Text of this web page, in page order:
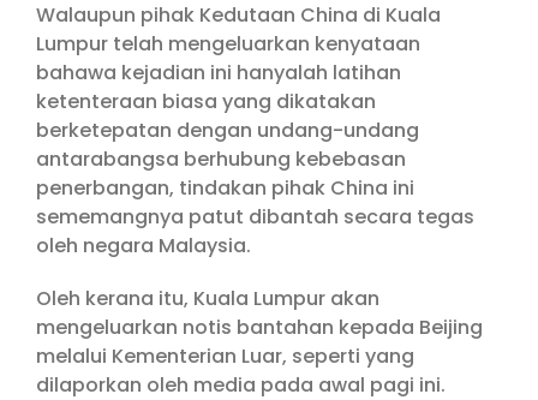
Walaupun pihak Kedutaan China di Kuala
Lumpur telah mengeluarkan kenyataan
bahawa kejadian ini hanyalah latihan
ketenteraan biasa yang dikatakan
berketepatan dengan undang-undang
antarabangsa berhubung kebebasan
penerbangan, tindakan pihak China ini
sememangnya patut dibantah secara tegas
oleh negara Malaysia.
Oleh kerana itu, Kuala Lumpur akan
mengeluarkan notis bantahan kepada Beijing
melalui Kementerian Luar, seperti yang
dilaporkan oleh media pada awal pagi ini.